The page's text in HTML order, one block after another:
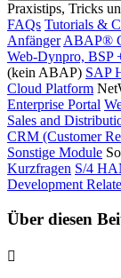
Praxistips, Tricks
FAQs Tutorials &
Anfänger ABAP®
Web-Dynpro, BSP
(kein ABAP) SAP
Cloud Platform
Enterprise Portal
Sales and
CRM (Customer
Sonstige Module
Kurzfragen S/4
Development
Über diesen